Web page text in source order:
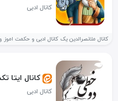
کانال ادبی
کانال ملانصرالدین یک کانال ادبی و حکمت
کانال ایتا
کانال ادبی